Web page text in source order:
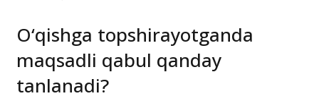
umumiy tanlovda qatnashadi. Balli yetsa,
albatta, talaba bo‘ladi.
O‘qishga topshirayotganda